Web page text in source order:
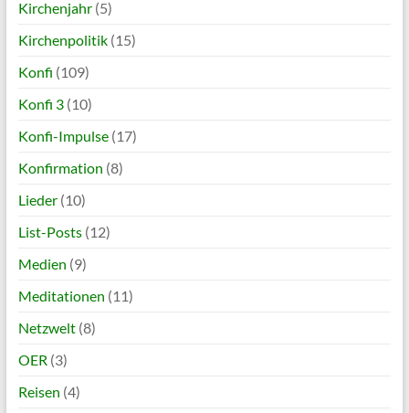
Kirchenjahr(5)
Kirchenpolitik(15)
Konfi (109)
Konfi 3(10)
Konfi-Impulse(17)
Konfirmation (8)
Lieder(10)
List-Posts(12)
Medien (9)
Meditationen (11)
Netzwelt(8)
OER (3)
Reisen (4)